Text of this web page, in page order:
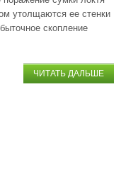
утолщаются ее стенки
скопление
ЧИТАТЬ ДАЛЬШЕ